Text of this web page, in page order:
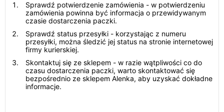
Sprawdź potwierdzenie zamówienia - w potwierdzeniu
zamówienia powinna być informacja o przewidywanym
czasie dostarczenia paczki.
Sprawdź status przesyłki - korzystając z numeru
przesyłki, można śledzić jej status na stronie internetowej
firmy kurierskiej.
Skontaktuj się ze sklepem - w razie wątpliwości co do
czasu dostarczenia paczki, warto skontaktować się
bezpośrednio ze sklepem Alenka, aby uzyskać dokładne
informacje.